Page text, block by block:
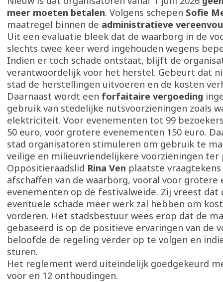
meer moeten betalen. Volgens schepen Sofie
maatregel binnen de administratieve
Uit een evaluatie bleek dat de waarborg in de
slechts twee keer werd ingehouden wegens
Indien er toch schade ontstaat, blijft de
verantwoordelijk voor het herstel. Gebeurt dat
stad de herstellingen uitvoeren en de kosten
Daarnaast wordt een forfaitaire vergoeding
gebruik van stedelijke nutsvoorzieningen zoals
elektriciteit. Voor evenementen tot 99
50 euro, voor grotere evenementen 150 euro.
stad organisatoren stimuleren om gebruik te
veilige en milieuvriendelijkere voorzieningen ter
Oppositieraadslid Rina Ven plaatste
afschaffen van de waarborg, vooral voor grotere
evenementen op de festivalweide. Zij vreest dat
eventuele schade meer werk zal hebben om
vorderen. Het stadsbestuur wees erop dat de
gebaseerd is op de positieve ervaringen van de
beloofde de regeling verder op te volgen en
sturen.
Het reglement werd uiteindelijk goedgekeurd
voor en 12 onthoudingen.